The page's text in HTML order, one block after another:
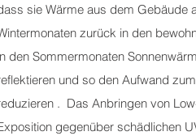
sie Wärme aus dem Gebäude
zurück in den
den Sommermonaten
und so den Aufwand
. Das Anbringen von
gegenüber schädlichen